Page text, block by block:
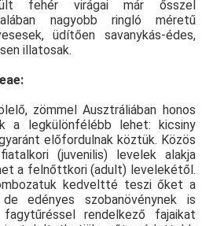
fehér virágai már ősszel
nagyobb ringló méretű
üdítően savanykás-édes,
illatosak.
zömmel Ausztráliában honos
a legkülönfélébb lehet: kicsiny
előfordulnak köztük. Közös
(juvenilis) levelek alakja
a felnőttkori (adult) levelekétől.
kedveltté teszi őket a
edényes szobanövénynek is
fagytűréssel rendelkező fajaikat